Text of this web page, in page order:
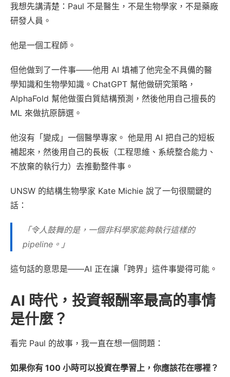
我想先講清楚：Paul 不是醫生，不是生物學家，不是藥廠
研發人員。
他是一個工程師。
但他做到了一件事——他用 AI 填補了他完全不具備的醫
學知識和生物學知識。ChatGPT 幫他做研究策略，
AlphaFold 幫他做蛋白質結構預測，然後他用自己擅長的
ML 來做抗原篩選。
他沒有「變成」一個醫學專家。 他是用 AI 把自己的短板
補起來，然後用自己的長板（工程思維、系統整合能力、
不放棄的執行力）去推動整件事。
UNSW 的結構生物學家 Kate Michie 說了一句很關鍵的
話：
「令人鼓舞的是，一個非科學家能夠執行這樣的
pipeline。」
這句話的意思是——AI 正在讓「跨界」這件事變得可能。
AI 時代，投資報酬率最高的事情
是什麼？
看完 Paul 的故事，我一直在想一個問題：
如果你有 100 小時可以投資在學習上，你應該花在哪裡？